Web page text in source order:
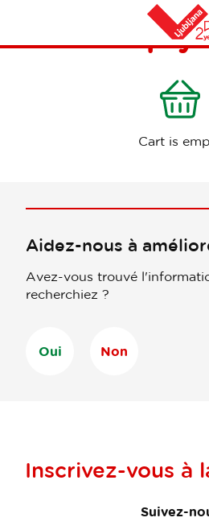
Maison
Empty
Cart is
Aidez-nous à
Avez-vous trouvé
recherchiez ?
Oui Non
Inscrivez-vous à
Suivez-